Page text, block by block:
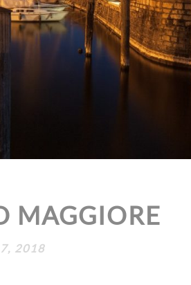
MAGGIORE
2018